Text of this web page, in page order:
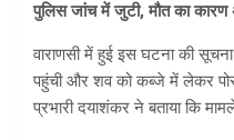
पुलिस जांच में जुटी,मौत का कारण
वाराणसी में हुई इस घटना की
पहुंची और शव को कब्जे में लेकर
प्रभारी दयाशंकर ने बताया कि